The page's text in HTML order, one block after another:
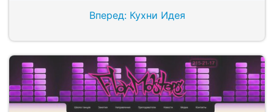
Вперед: Кухни Идея